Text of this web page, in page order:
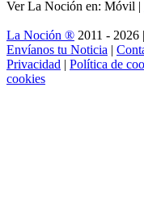
Ver La Noción en: Móvil |
La Noción ® 2011 - 2026 |
Envíanos tu Noticia |
Privacidad | Política de
cookies